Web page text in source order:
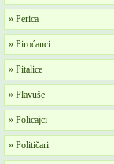
» Perica
» Piroćanci
» Pitalice
» Plavuše
» Policajci
» Političari